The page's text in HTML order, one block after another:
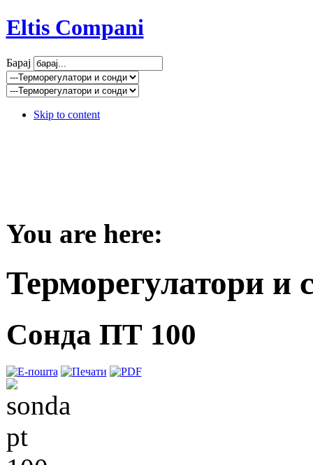
Eltis Compani
Барај
Skip to content
You are here:
Терморегулатори и
Сонда ПТ 100